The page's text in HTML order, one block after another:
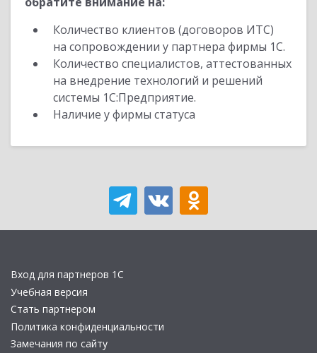
Количество клиентов (договоров ИТС)
на сопровождении у партнера фирмы 1С.
Количество специалистов, аттестованных
на внедрение технологий и решений
системы 1С:Предприятие.
Наличие у фирмы статуса
Вход для партнеров 1С
Учебная версия
Стать партнером
Политика конфиденциальности
Замечания по сайту